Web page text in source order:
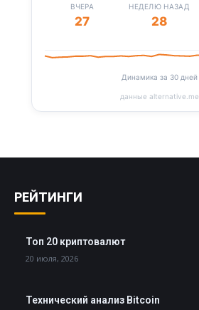
ВЧЕРА
27
НЕДЕЛЮ НАЗАД
28
Динамика за 30 дней
данные alternative.me
РЕЙТИНГИ
Топ 20 криптовалют
20 июля, 2026
Технический анализ Bitcoin